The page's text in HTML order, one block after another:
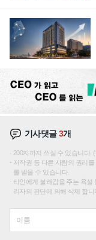
기사댓글3개
200자까지 쓰실 수 있습니다.
저작권 등 다른 사람의 권리
를 받을 수 있습니다.
타인에게 불쾌감을 주는 욕설
리자의 판단에 의해 삭제 합니